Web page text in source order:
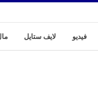
فيديو لايف ستايل